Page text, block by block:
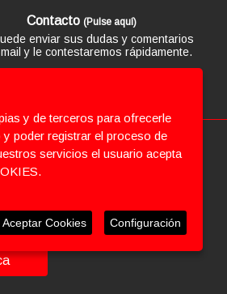
Contacto (Pulse aquí)
enviar sus dudas y comentarios
y le contestaremos rápidamente.
un
y de terceros para ofrecerle
poder registrar el proceso de
servicios el usuario acepta
Aceptar Cookies Configuración